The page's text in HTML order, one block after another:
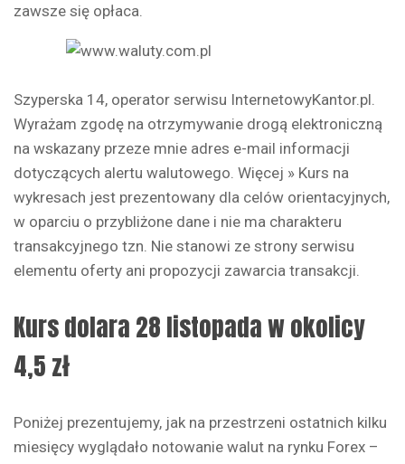
zawsze się opłaca.
Szyperska 14, operator serwisu InternetowyKantor.pl.
Wyrażam zgodę na otrzymywanie drogą elektroniczną
na wskazany przeze mnie adres e-mail informacji
dotyczących alertu walutowego. Więcej » Kurs na
wykresach jest prezentowany dla celów orientacyjnych,
w oparciu o przybliżone dane i nie ma charakteru
transakcyjnego tzn. Nie stanowi ze strony serwisu
elementu oferty ani propozycji zawarcia transakcji.
Kurs dolara 28 listopada w okolicy
4,5 zł
Poniżej prezentujemy, jak na przestrzeni ostatnich kilku
miesięcy wyglądało notowanie walut na rynku Forex –